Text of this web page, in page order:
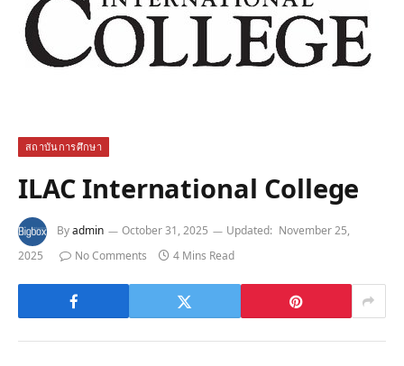
สถาบันการศึกษา
ILAC International College
Byadmin October 31, 2025 Updated: November 25,
2025
No Comments 4 Mins Read